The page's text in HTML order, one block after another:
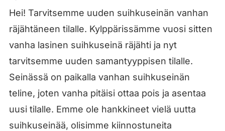
Hei! Tarvitsemme uuden suihkuseinän vanhan
räjähtäneen tilalle. Kylppärissämme vuosi sitten
vanha lasinen suihkuseinä räjähti ja nyt
tarvitsemme uuden samantyyppisen tilalle.
Seinässä on paikalla vanhan suihkuseinän
teline, joten vanha pitäisi ottaa pois ja asentaa
uusi tilalle. Emme ole hankkineet vielä uutta
suihkuseinää, olisimme kiinnostuneita